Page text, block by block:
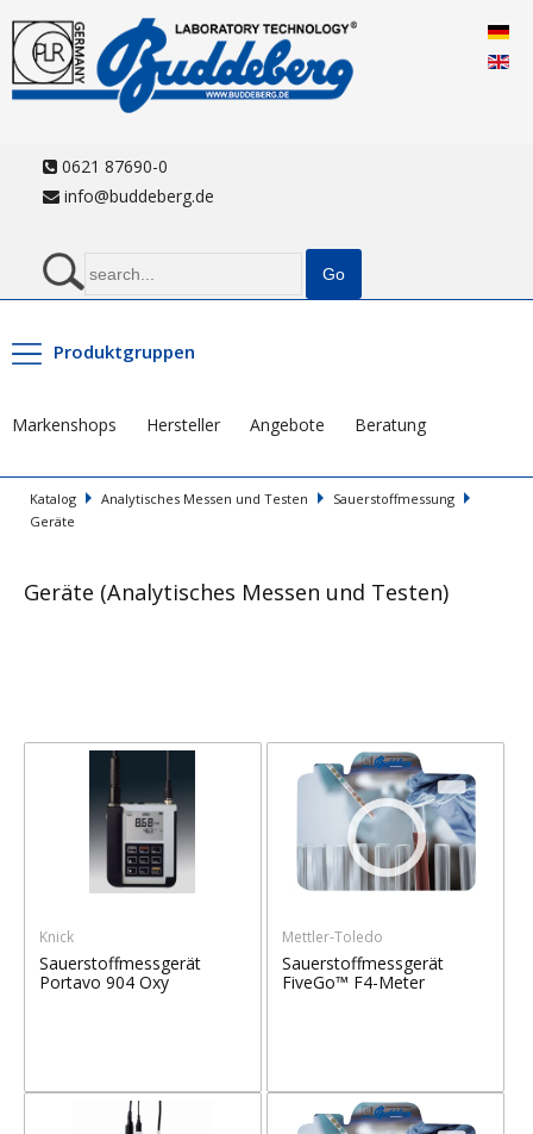
0621 87690-0
info@buddeberg.de
Produktgruppen
Markenshops Hersteller Angebote Beratung
Katalog Analytisches Messen und Testen
Sauerstoffmessung
Geräte
Geräte (Analytisches Messen und Testen)
Knick
Sauerstoffmessgerät
Portavo 904 Oxy
Mettler-Toledo
Sauerstoffmessgerät
FiveGo™ F4-Meter